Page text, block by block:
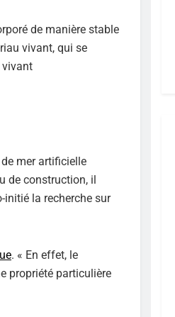
de manière stable
vivant, qui se
vivant
mer artificielle
de construction, il
initié la recherche sur
. « En effet, le
propriété particulière